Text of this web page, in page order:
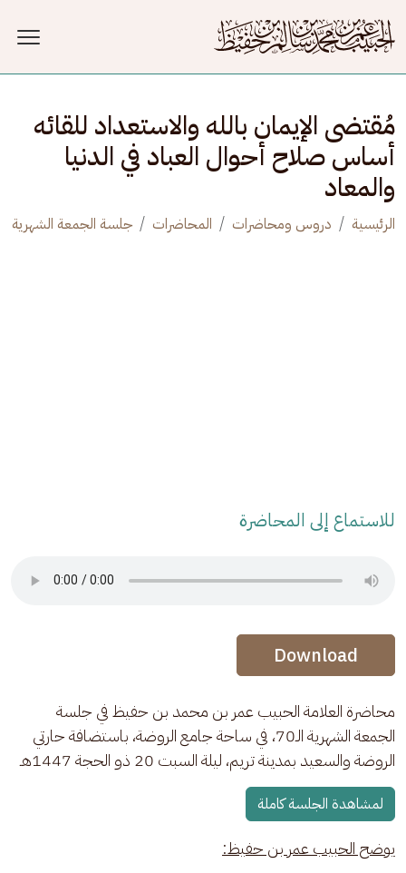
مُقتضى الإيمان بالله والاستعداد للقائه
أساس صلاح أحوال العباد في الدنيا
والمعاد
الرئيسية دروس ومحاضرات المحاضرات جلسة الجمعة الشهرية
للاستماع إلى المحاضرة
Audio Stream
Audio Stream
Download
محاضرة العلامة الحبيب عمر بن محمد بن حفيظ في جلسة
الجمعة الشهرية الـ70، في ساحة جامع الروضة، باستضافة حارتي
الروضة والسعيد بمدينة تريم، ليلة السبت 20 ذو الحجة 1447هـ
لمشاهدة الجلسة كاملة
يوضح الحبيب عمر بن حفيظ: